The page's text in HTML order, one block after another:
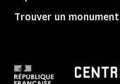
Trouver un monument